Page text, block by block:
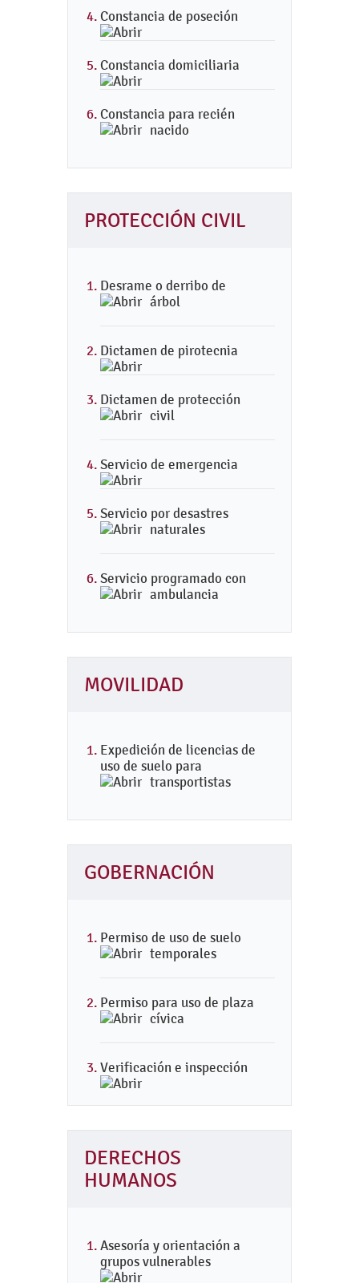
Constancia de poseción
Constancia domiciliaria
Constancia para recién
nacido
PROTECCIÓN CIVIL
Desrame o derribo de
árbol
Dictamen de pirotecnia
Dictamen de protección
civil
Servicio de emergencia
Servicio por desastres
naturales
Servicio programado con
ambulancia
MOVILIDAD
Expedición de licencias de
uso de suelo para
transportistas
GOBERNACIÓN
Permiso de uso de suelo
temporales
Permiso para uso de plaza
cívica
Verificación e inspección
DERECHOS
HUMANOS
Asesoría y orientación a
grupos vulnerables